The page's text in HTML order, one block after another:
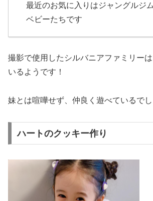
最近のお気に入りはジャングルジ
ベビーたちです
撮影で使用したシルバニアファミリー
いるようです！
妹とは喧嘩せず、仲良く遊べているでし
ハートのクッキー作り